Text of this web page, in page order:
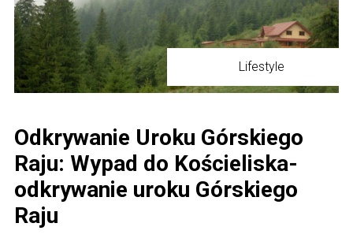
Lifestyle
Odkrywanie Uroku Górskiego
Raju: Wypad do Kościeliska-
odkrywanie uroku Górskiego
Raju